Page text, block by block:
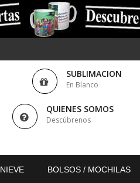
SUBLIMACION
En Blanco
QUIENES SOMOS
Descúbrenos
BOLSOS / MOCHILAS